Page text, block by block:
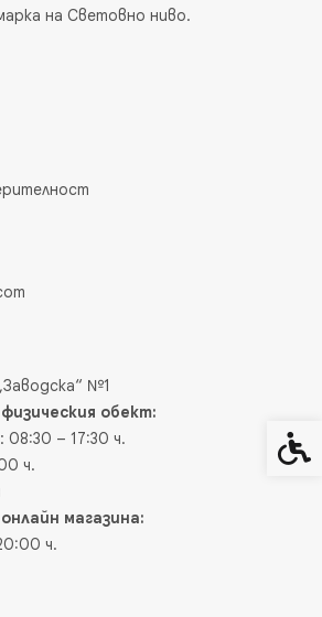
на Световно ниво.
№1
обект:
08:30 – 17:30 ч.
ч.
магазина:
ч.